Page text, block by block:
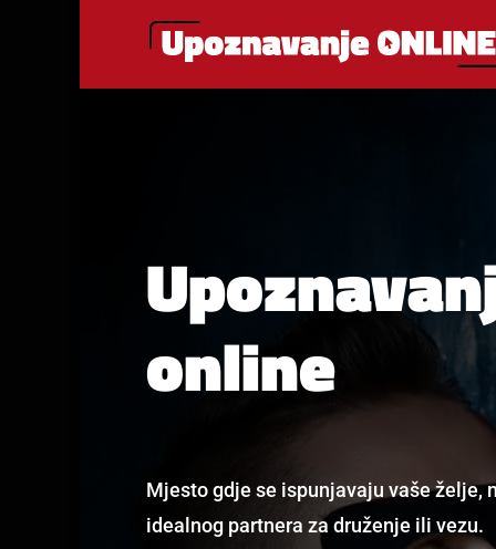
online
Mjesto gdje se ispunjavaju vaše želje,
idealnog partnera za druženje ili vezu.